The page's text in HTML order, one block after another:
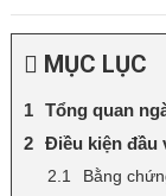
MỤC LỤC
Tổng quan
Điều kiện đầu
Bằng